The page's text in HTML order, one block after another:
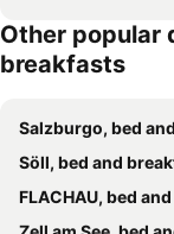
Other popular
breakfasts
Salzburgo, bed and
Söll, bed and
FLACHAU, bed and